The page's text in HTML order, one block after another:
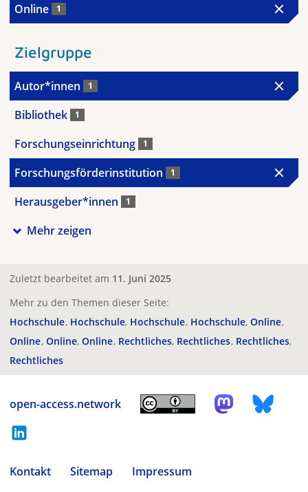
Online 1
Zielgruppe
Autor*innen 1
Bibliothek 1
Forschungseinrichtung 1
Forschungsförderinstitution 1
Herausgeber*innen 1
Mehr zeigen
Zuletzt bearbeitet am 11. Juni 2025
Mehr zu den Themen dieser Seite:
Hochschule Hochschule Hochschule Hochschule Online
Online Online Online Rechtliches Rechtliches Rechtliches
Rechtliches
open-access.network
Kontakt Sitemap
Impressum